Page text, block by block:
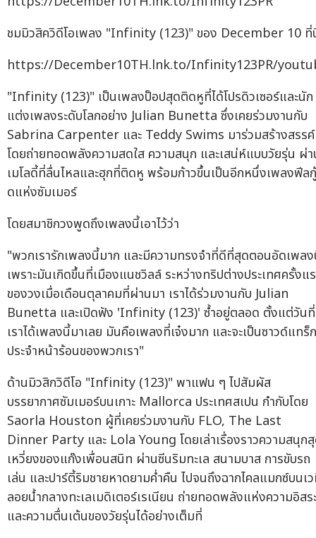
ชมมิวสิควิดีโอเพลง "Infinity (123)" ของ December 10
https://December10TH.lnk.to/Infinity123PR/
"Infinity (123)" เป็นเพลงป็อปสุดติดหูที่ได้โปรดิวเซอร์และนัก
แต่งเพลงระดับโลกอย่าง Julian Bunetta ซึ่งเคยร่วมงานกับ
Sabrina Carpenter และ Teddy Swims มาร่วมสร้างสรรค์
โดยถ่ายทอดพลังความสดใส ความสนุก และเสน่ห์แบบวัยรุ่น ผ่
เมโลดี้ที่ลื่นไหลและฮุกที่ติดหู พร้อมก้าวขึ้นเป็นอีกหนึ่งเพลงฟีลกู้
ดแห่งซัมเมอร์
โดยสมาชิกวงพูดถึงเพลงนี้เอาไว้ว่า
"พวกเรารักเพลงนี้มาก และมีความทรงจำที่ดีที่สุดตอนอัดเพล
เพราะมันเกิดขึ้นที่เมืองแนชวิลล์ ระหว่างทริปต่างประเทศครั้งแ
ของวงเมื่อเดือนตุลาคมที่ผ่านมา เราได้ร่วมงานกับ Julian
Bunetta และเปิดฟัง 'Infinity (123)' ซ้ำอยู่ตลอด ตั้งแต่วันที่
เราได้เพลงนี้มาเลย มันคือเพลงที่เจ๋งมาก และจะเป็นซาวด์แทร็ก
ประจำหน้าร้อนของพวกเรา"
ด้านมิวสิกวิดีโอ "Infinity (123)" พาแฟน ๆ ไปสัมผัส
บรรยากาศซัมเมอร์บนเกาะ Mallorca ประเทศสเปน กำกับโดย
Saorla Houston ผู้ที่เคยร่วมงานกับ FLO, The Last
Dinner Party และ Lola Young โดยเล่าเรื่องราวความสนุก
เหวี่ยงของแก๊งเพื่อนสนิท ผ่านซีนริมทะเล สนามบาส การขับรถ
เล่น และปาร์ตี้ริมชายหาดยามค่ำคืน ไปจนถึงฉากไคลแมกซ์บนเ
ลอยน้ำกลางทะเลเมดิเตอร์เรเนียน ถ่ายทอดพลังแห่งความอิสร
และความตื่นเต้นของวัยรุ่นได้อย่างเต็มที่